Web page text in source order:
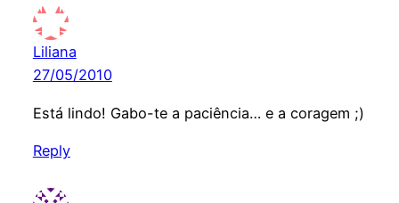
Liliana
27/05/2010
Está lindo! Gabo-te a paciência… e a coragem ;)
Reply